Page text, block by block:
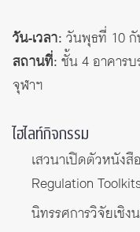
วัน-เวลา: วันพุธที่ 10 กั
สถานที่: ชั้น 4 อาคาร
จุฬาฯ
ไฮไลท์กิจกรรม
เสวนาเปิดตัวหนังสื
Regulation
นิทรรศการวิจัยเชิ